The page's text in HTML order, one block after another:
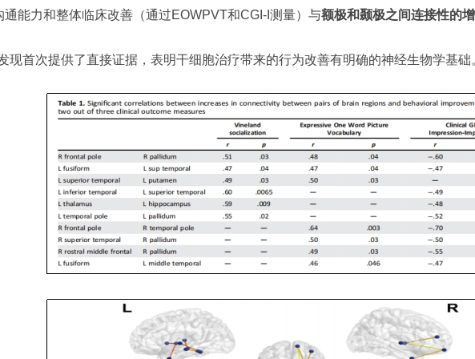
通能力和整体临床改善（通过EOWPVT和CGI-I测量）与额极和颞极之间连接性的
现首次提供了直接证据，表明干细胞治疗带来的行为改善有明确的神经生物学基础